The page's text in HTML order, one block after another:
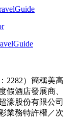
2282）簡稱美高
假酒店發展商、
濠股份有限公司
業務特許權／次